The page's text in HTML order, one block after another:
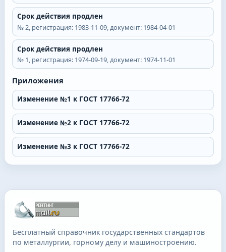
Срок действия продлен
№ 2, регистрация: 1983-11-09, документ: 1984-04-01
Срок действия продлен
№ 1, регистрация: 1974-09-19, документ: 1974-11-01
Приложения
Изменение №1 к ГОСТ 17766-72
Изменение №2 к ГОСТ 17766-72
Изменение №3 к ГОСТ 17766-72
Бесплатный справочник государственных стандартов
по металлургии, горному делу и машиностроению.